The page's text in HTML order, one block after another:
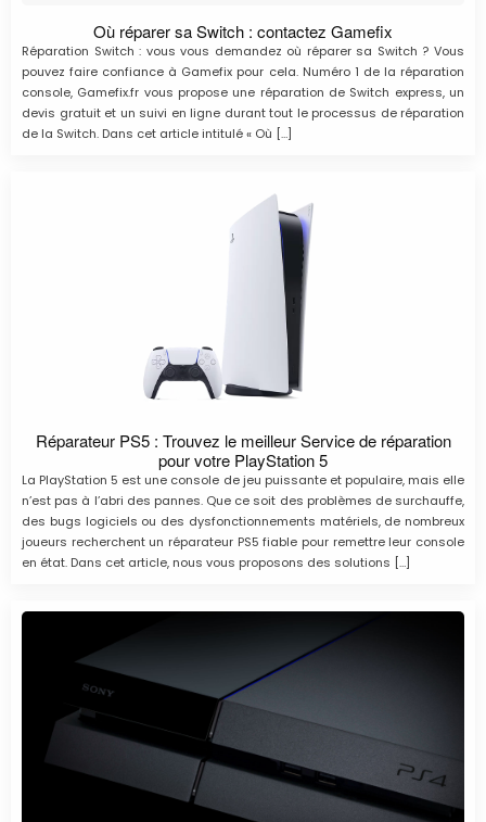
Où réparer sa Switch : contactez Gamefix
Réparation Switch : vous vous demandez où réparer sa Switch ? Vous
pouvez faire confiance à Gamefix pour cela. Numéro 1 de la réparation
console, Gamefix.fr vous propose une réparation de Switch express, un
devis gratuit et un suivi en ligne durant tout le processus de réparation
de la Switch. Dans cet article intitulé « Où […]
Réparateur PS5 : Trouvez le meilleur Service de réparation
pour votre PlayStation 5
La PlayStation 5 est une console de jeu puissante et populaire, mais elle
n’est pas à l’abri des pannes. Que ce soit des problèmes de surchauffe,
des bugs logiciels ou des dysfonctionnements matériels, de nombreux
joueurs recherchent un réparateur PS5 fiable pour remettre leur console
en état. Dans cet article, nous vous proposons des solutions […]